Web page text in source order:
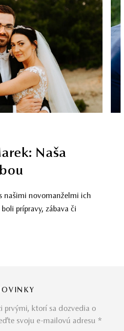
Naša
našimi novomanželmi ich
prípravy, zábava či
prvými, ktorí sa dozvedia o
svoju e-mailovú adresu *